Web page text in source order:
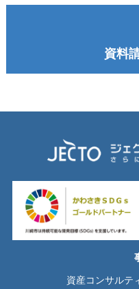
資料
資産コンサルテ